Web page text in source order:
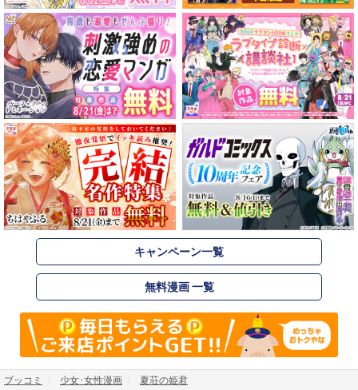
キャンペーン一覧
無料漫画 一覧
ブッコミ 少女･女性漫画 夏荘の姫君